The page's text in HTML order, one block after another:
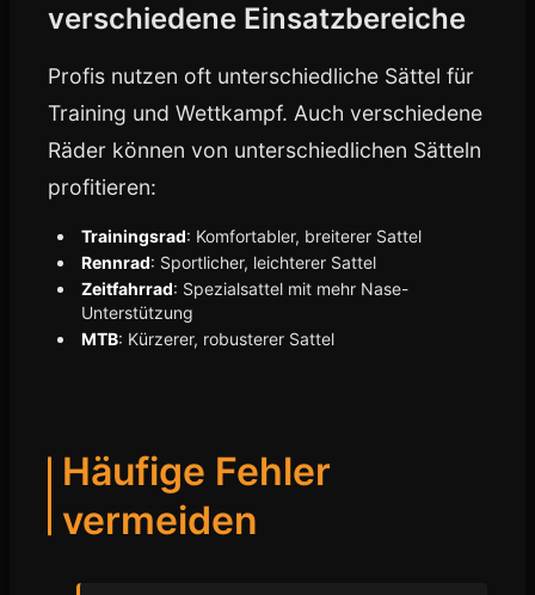
verschiedene Einsatzbereiche
Profis nutzen oft unterschiedliche Sättel für
Training und Wettkampf. Auch verschiedene
Räder können von unterschiedlichen Sätteln
profitieren:
Trainingsrad: Komfortabler, breiterer Sattel
Rennrad: Sportlicher, leichterer Sattel
Zeitfahrrad: Spezialsattel mit mehr Nase-
Unterstützung
MTB: Kürzerer, robusterer Sattel
Häufige Fehler
vermeiden